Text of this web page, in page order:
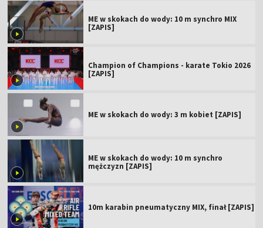
ME w skokach do wody: 10 m synchro MIX
[ZAPIS]
Champion of Champions - karate Tokio 2026
[ZAPIS]
ME w skokach do wody: 3 m kobiet [ZAPIS]
ME w skokach do wody: 10 m synchro
mężczyzn [ZAPIS]
10m karabin pneumatyczny MIX, finał [ZAPIS]